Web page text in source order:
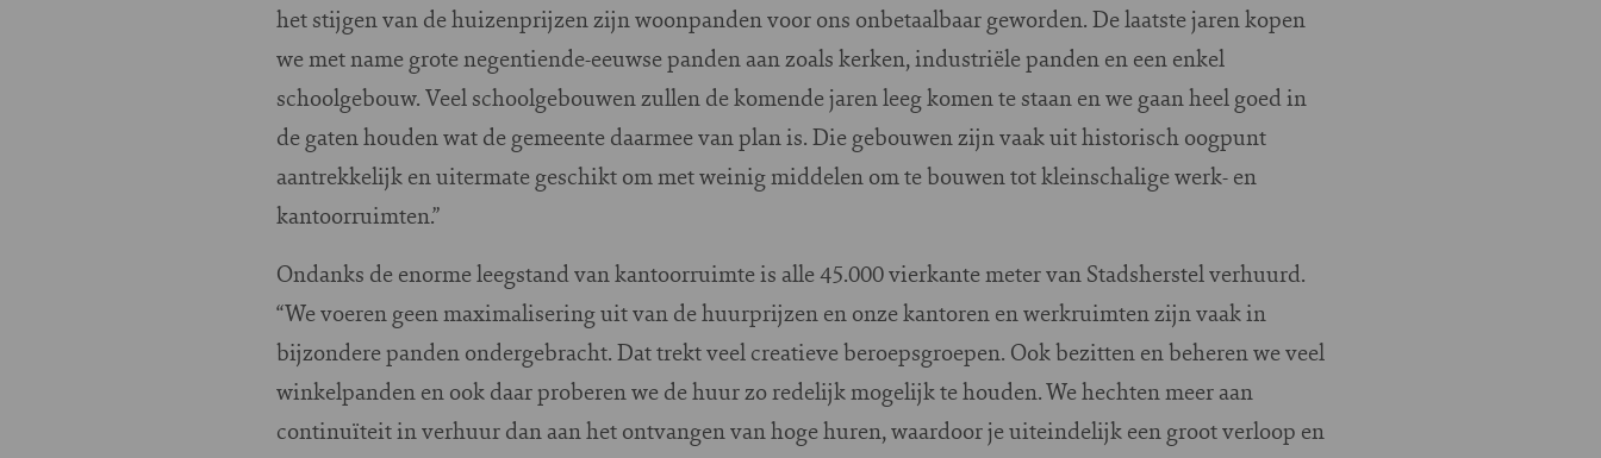
het stijgen van de huizenprijzen zijn woonpanden voor ons onbetaalbaar geworden. De laatste jaren kopen
we met name grote negentiende-eeuwse panden aan zoals kerken, industriële panden en een enkel
schoolgebouw. Veel schoolgebouwen zullen de komende jaren leeg komen te staan en we gaan heel goed in
de gaten houden wat de gemeente daarmee van plan is. Die gebouwen zijn vaak uit historisch oogpunt
aantrekkelijk en uitermate geschikt om met weinig middelen om te bouwen tot kleinschalige werk- en
kantoorruimten.”
Ondanks de enorme leegstand van kantoorruimte is alle 45.000 vierkante meter van Stadsherstel verhuurd.
“We voeren geen maximalisering uit van de huurprijzen en onze kantoren en werkruimten zijn vaak in
bijzondere panden ondergebracht. Dat trekt veel creatieve beroepsgroepen. Ook bezitten en beheren we veel
winkelpanden en ook daar proberen we de huur zo redelijk mogelijk te houden. We hechten meer aan
continuïteit in verhuur dan aan het ontvangen van hoge huren, waardoor je uiteindelijk een groot verloop en